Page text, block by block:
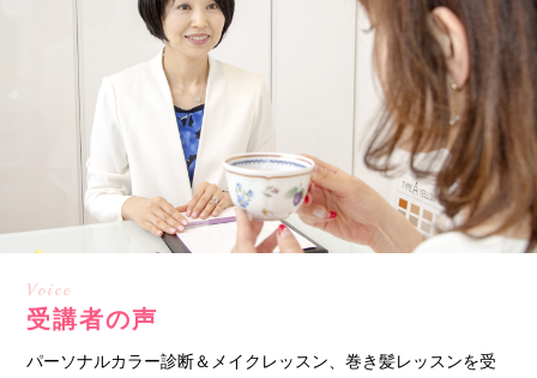
Voice
受講者の声
パーソナルカラー診断＆メイクレッスン、巻き髪レッスンを受